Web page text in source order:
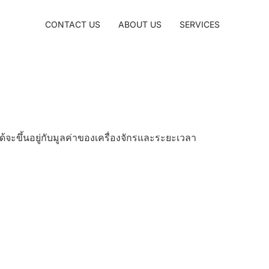
CONTACT US ABOUT US SERVICES
ะขึ้นอยู่กับมูลค่าของเครื่องจักรและระยะเวลา